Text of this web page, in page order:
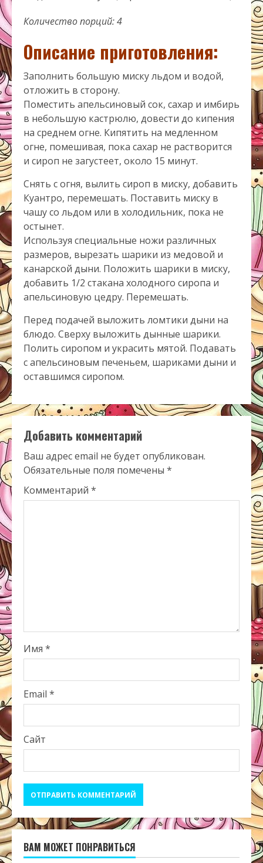
Количество порций: 4
Описание приготовления:
Заполнить большую миску льдом и водой,
отложить в сторону.
Поместить апельсиновый сок, сахар и имбирь
в небольшую кастрюлю, довести до кипения
на среднем огне. Кипятить на медленном
огне, помешивая, пока сахар не растворится
и сироп не загустеет, около 15 минут.
Снять с огня, вылить сироп в миску, добавить
Куантро, перемешать. Поставить миску в
чашу со льдом или в холодильник, пока не
остынет.
Используя специальные ножи различных
размеров, вырезать шарики из медовой и
канарской дыни. Положить шарики в миску,
добавить 1/2 стакана холодного сиропа и
апельсиновую цедру. Перемешать.
Перед подачей выложить ломтики дыни на
блюдо. Сверху выложить дынные шарики.
Полить сиропом и украсить мятой. Подавать
с апельсиновым печеньем, шариками дыни и
оставшимся сиропом.
Добавить комментарий
Ваш адрес email не будет опубликован.
Обязательные поля помечены *
Комментарий *
Имя *
Email *
Сайт
ВАМ МОЖЕТ ПОНРАВИТЬСЯ